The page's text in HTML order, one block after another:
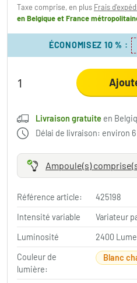
Taxe comprise, en plus Frais
en Belgique et France
ÉCONOMISEZ 10 % :
Livraison gratuite en
Délai de livraison: environ
Ampoule(s)
Référence article:
425198
Intensité variable
Variateur
Luminosité
2400
Couleur de
lumière:
Blanc